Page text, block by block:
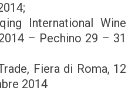
International Wine
– Pechino 29 – 31
Fiera di Roma, 12
2014